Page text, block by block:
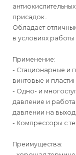
присадок..
Обладает
в условиях
Применение:
- Стационарные и
винтовые и
- Одно- и
давление и
давлении на
- Компрессоры с
Преимущества: